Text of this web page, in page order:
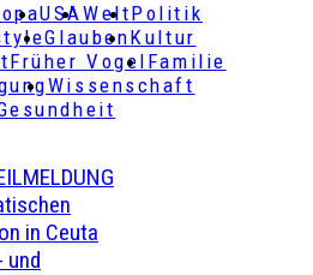
USAWeltPolitik
GlaubenKultur
Früher Vogel Familie
Wissenschaft
in Ceuta
und